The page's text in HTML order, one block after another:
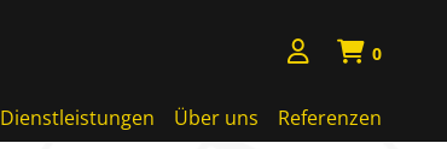
0
Dienstleistungen Über uns Referenzen